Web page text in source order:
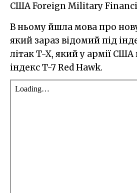
США Foreign Military
В ньому йшла мова про
який зараз відомий під
літак T-X, який у армії
індекс T-7 Red Hawk.